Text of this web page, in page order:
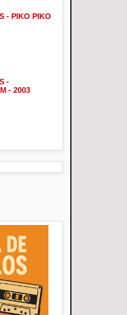
- PIKO PIKO
-
- 2003